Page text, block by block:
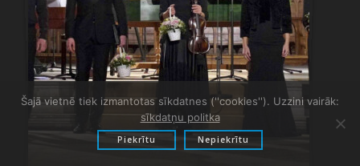
Šajā vietnē tiek izmantotas sīkdatnes (''cookies''). Uzzini vairāk:
sīkdatņu politka
Piekrītu Nepiekrītu